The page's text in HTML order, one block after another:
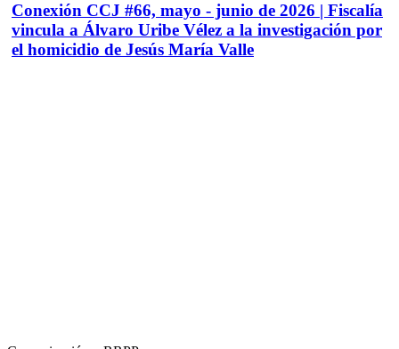
Conexión CCJ #66, mayo - junio de 2026 | Fiscalía
vincula a Álvaro Uribe Vélez a la investigación por
el homicidio de Jesús María Valle